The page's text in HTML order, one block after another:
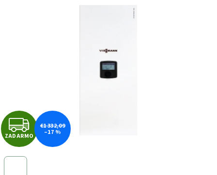
Z
A
ZADARMO
€1 332,09
–17 %